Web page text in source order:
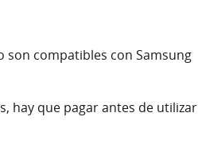
compatibles con Samsung
hay que pagar antes de utilizar